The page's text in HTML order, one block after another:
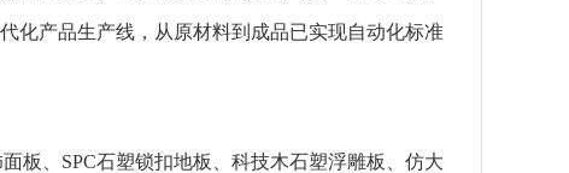
化产品生产线，从原材料到成品已实现自动化标准
板 SPC石塑锁扣地板 科技木石塑浮雕板 仿大